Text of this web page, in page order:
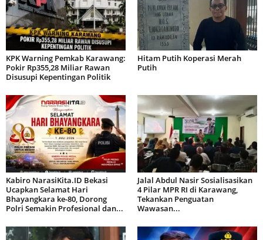
KPK Warning Pemkab Karawang:
Pokir Rp355,28 Miliar Rawan
Disusupi Kepentingan Politik
Hitam Putih Koperasi Merah
Putih
Kabiro NarasiKita.ID Bekasi
Ucapkan Selamat Hari
Bhayangkara ke-80, Dorong
Polri Semakin Profesional dan...
Jalal Abdul Nasir Sosialisasikan
4 Pilar MPR RI di Karawang,
Tekankan Penguatan
Wawasan...